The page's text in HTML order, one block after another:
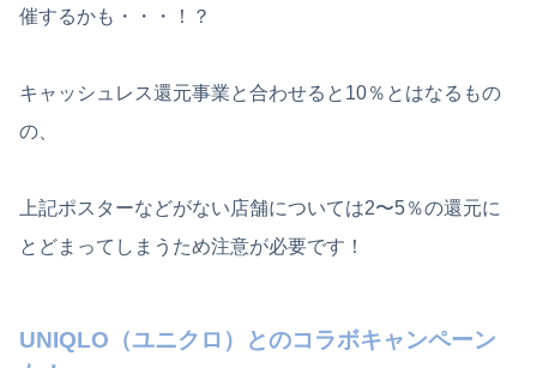
催するかも・・・！？
キャッシュレス還元事業と合わせると10％とはなるもの
の、
上記ポスターなどがない店舗については2〜5％の還元に
とどまってしまう ため注意が必要です！
UNIQLO（ユニクロ）とのコラボキャンペーン